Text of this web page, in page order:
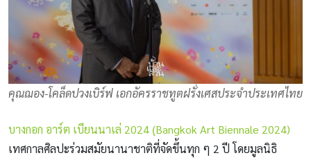
คุณฌอง-โคล็ดปวงเบิร์ฟ เอกอัครราชทูตฝรั่งเศสประจำประเทศไทย
บางกอก อาร์ต เบียนนาเล่ 2024 (ฺBangkok Art Biennale 2024)
เทศกาลศิลปะร่วมสมัยนานาชาติที่จัดขึ้นทุก ๆ 2 ปี โดยมูลนิธิ